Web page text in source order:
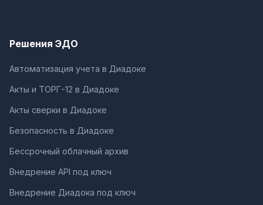
Решения ЭДО
Автоматизация учета в Диадоке
Акты и ТОРГ-12 в Диадоке
Акты сверки в Диадоке
Безопасность в Диадоке
Бессрочный облачный архив
Внедрение API под ключ
Внедрение Диадока под ключ